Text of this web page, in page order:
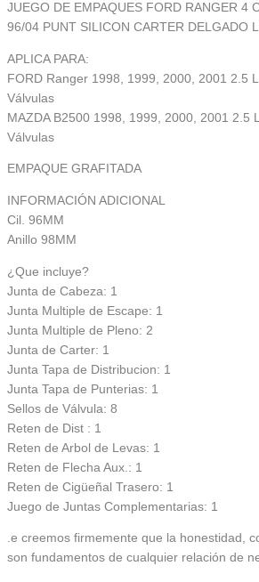
JUEGO DE EMPAQUES FORD RANGER 4
96/04 PUNT SILICON CARTER DELGADO
APLICA PARA:
FORD Ranger 1998, 1999, 2000, 2001 2.5
Válvulas
MAZDA B2500 1998, 1999, 2000, 2001 2.5
Válvulas
EMPAQUE GRAFITADA
INFORMACIÓN ADICIONAL
Cil. 96MM
Anillo 98MM
¿Que incluye?
Junta de Cabeza: 1
Junta Multiple de Escape: 1
Junta Multiple de Pleno: 2
Junta de Carter: 1
Junta Tapa de Distribucion: 1
Junta Tapa de Punterias: 1
Sellos de Válvula: 8
Reten de Dist : 1
Reten de Arbol de Levas: 1
Reten de Flecha Aux.: 1
Reten de Cigüeñal Trasero: 1
Juego de Juntas Complementarias: 1
.e creemos firmemente que la honestidad,
son fundamentos de cualquier relación de